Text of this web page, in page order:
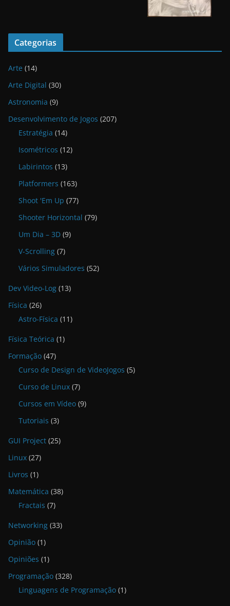
Categorias
Arte (14)
Arte Digital (30)
Astronomia (9)
Desenvolvimento de Jogos (207)
Estratégia (14)
Isométricos (12)
Labirintos (13)
Platformers (163)
Shoot 'Em Up (77)
Shooter Horizontal (79)
Um Dia – 3D (9)
V-Scrolling (7)
Vários Simuladores (52)
Dev Video-Log (13)
Física (26)
Astro-Física (11)
Física Teórica (1)
Formação (47)
Curso de Design de VideoJogos (5)
Curso de Linux (7)
Cursos em Vídeo (9)
Tutoriais (3)
GUI Project (25)
Linux (27)
Livros (1)
Matemática (38)
Fractais (7)
Networking (33)
Opinião (1)
Opiniões (1)
Programação (328)
Linguagens de Programação (1)